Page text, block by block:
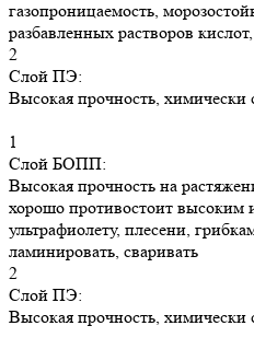
газопроницаемость,
разбавленных растворов
2
Слой ПЭ:
Высокая прочность, химически
1
Слой БОПП:
Высокая прочность на
хорошо противостоит высоким
ультрафиолету, плесени,
ламинировать, сваривать
2
Слой ПЭ:
Высокая прочность, химически